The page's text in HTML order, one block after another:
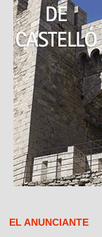
EL ANUNCIANTE